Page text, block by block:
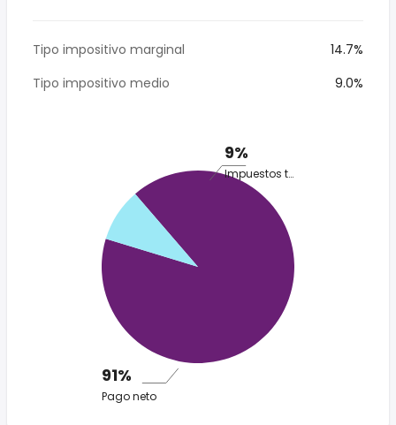
Tipo impositivo marginal
14.7%
Tipo impositivo medio
9.0%
9%
Impuestos totales
91%
Pago neto